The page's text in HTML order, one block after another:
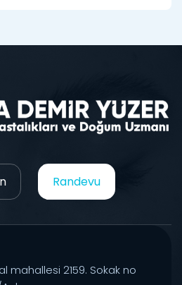
Randevu
mahallesi 2159. Sokak no